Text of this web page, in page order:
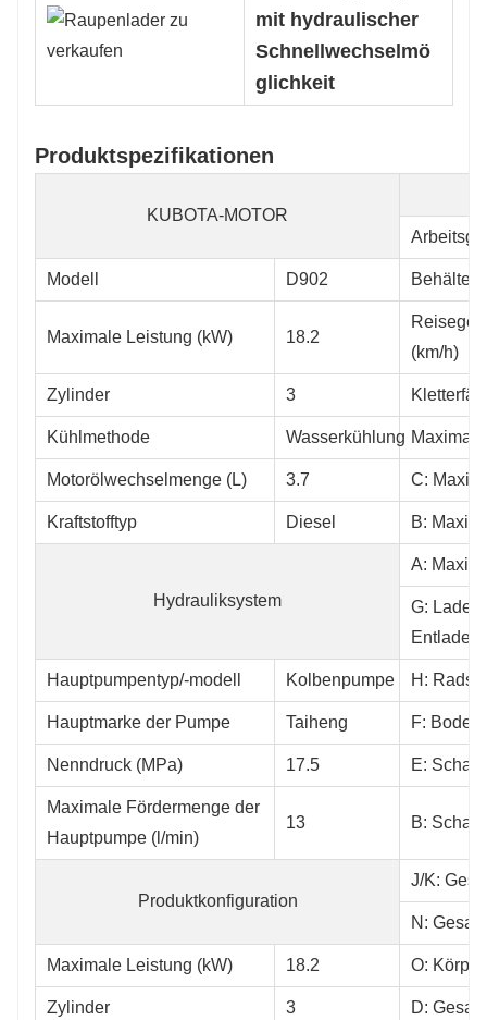
mit hydraulischer
Schnellwechselmö
glichkeit
Produktspezifikationen
KUBOTA-MOTOR
Modell D902
Maximale Leistung (kW) 18.2
(km/h)
Zylinder 3
Kühlmethode Wasserkühlung
Motorölwechselmenge (L) 3.7 C:
Kraftstofftyp Diesel B:
Hydrauliksystem
A:
G:
Hauptpumpentyp/-modell Kolbenpumpe H:
Hauptmarke der Pumpe Taiheng F:
Nenndruck (MPa) 17.5 E:
Maximale Fördermenge der
Hauptpumpe (l/min)
13 B:
Produktkonfiguration
J/K:
N:
Maximale Leistung (kW) 18.2 O:
Zylinder 3 D: